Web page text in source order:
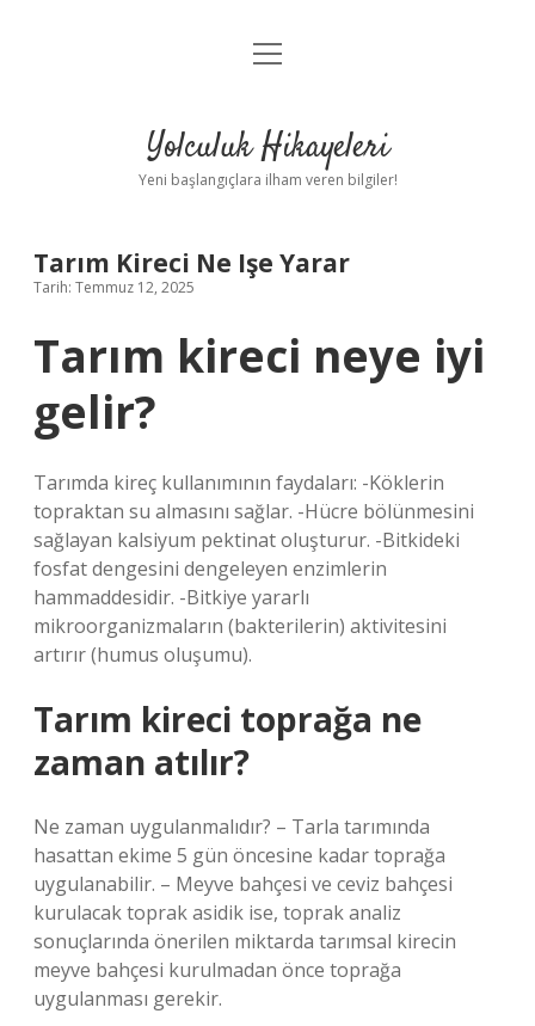
Anasayfa
Yasal Uyarı
menüyü
Yolculuk Hikayeleri
Yeni başlangıçlara ilham veren bilgiler!
Tarım Kireci Ne Işe Yarar
Tarih: Temmuz 12, 2025
Tarım kireci neye iyi
gelir?
Tarımda kireç kullanımının faydaları: -Köklerin
topraktan su almasını sağlar. -Hücre bölünmesini
sağlayan kalsiyum pektinat oluşturur. -Bitkideki
fosfat dengesini dengeleyen enzimlerin
hammaddesidir. -Bitkiye yararlı
mikroorganizmaların (bakterilerin) aktivitesini
artırır (humus oluşumu).
Tarım kireci toprağa ne
zaman atılır?
Ne zaman uygulanmalıdır? – Tarla tarımında
hasattan ekime 5 gün öncesine kadar toprağa
uygulanabilir. – Meyve bahçesi ve ceviz bahçesi
kurulacak toprak asidik ise, toprak analiz
sonuçlarında önerilen miktarda tarımsal kirecin
meyve bahçesi kurulmadan önce toprağa
uygulanması gerekir.